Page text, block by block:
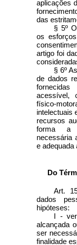
aplicações
das
§ 5º
os
artigo foi
§ 6º
de dados
acessível,
físico-
intelectuais
recursos
forma a
necessária
e adequada
Do
Art.
dados
hipóteses:
I -
alcançada
ser
finalidade